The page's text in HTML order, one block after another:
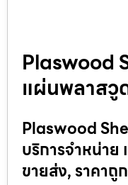
Plaswood
แผ่นพลาสวู
Plaswood
บริการจำหน่า
ขายส่ง, ราคาถู